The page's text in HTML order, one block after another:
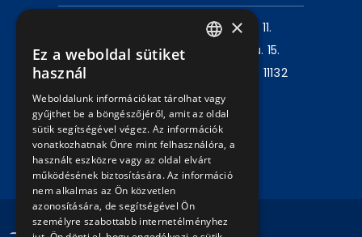
1980 Budapest, Pf. 11.
Székhely:1072 Budapest, Akácfa u. 15.
Központ telefon:
+36 1 461 6500 / 11132
mellék
Írjon nekünk!
© 2024 BKV Minden jog fenntartva.
×
Ez a weboldal sütiket
használ
Weboldalunk információkat tárolhat vagy
gyűjthet be a böngészőjéről, amit az oldal
sütik segítségével végez. Az információk
vonatkozhatnak Önre mint felhasználóra, a
használt eszközre vagy az oldal elvárt
működésének biztosítására. Az információ
nem alkalmas az Ön közvetlen
azonosítására, de segítségével Ön
személyre szabottabb internetélményhez